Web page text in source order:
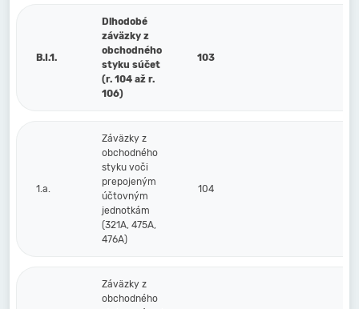
B.I.1.
Dlhodobé
záväzky z
obchodného
styku súčet
(r. 104 až r.
106)
103
1.a.
Záväzky z
obchodného
styku voči
prepojeným
účtovným
jednotkám
(321A, 475A,
476A)
104
Záväzky z
obchodného